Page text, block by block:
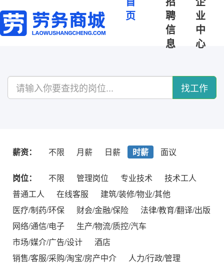
页
聘
信
息
业
中
心
找工作
薪资： 不限 月薪 日薪 时薪 面议
岗位： 不限 管理岗位 专业技术
技术工人
普通工人
在线客服
建筑/装修/物业/其他
医疗/制药/环保
财会/金融/保险
法律/教育/翻译/出版
网络/通信/电子
生产/物流/质控/汽车
市场/媒介/广告/设计
酒店
销售/客服/采购/淘宝/房产中介
人力/行政/管理